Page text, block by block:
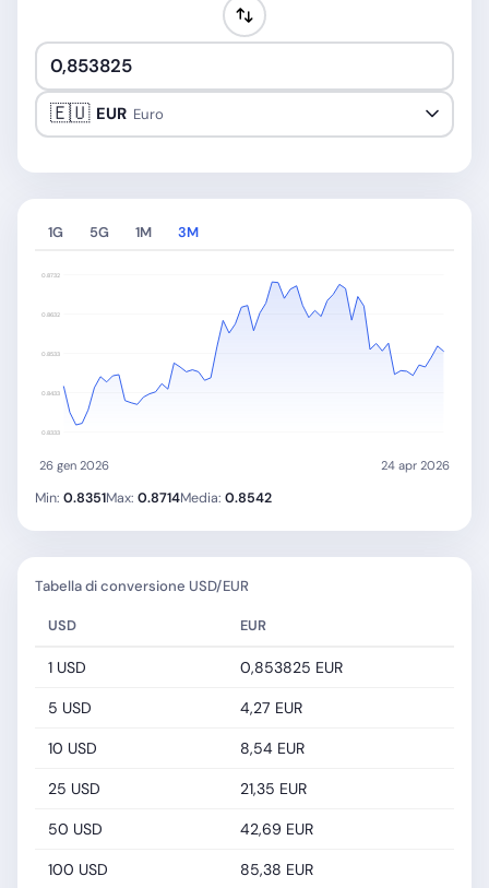
🇪🇺 EUR Euro
1G 5G 1M 3M
0.8732
0.8632
0.8533
0.8433
0.8333
26 gen 2026 24 apr 2026
Min: 0.8351Max: 0.8714Media: 0.8542
Tabella di conversione USD/EUR
USD EUR
1 USD 0,853825 EUR
5 USD 4,27 EUR
10 USD 8,54 EUR
25 USD 21,35 EUR
50 USD 42,69 EUR
100 USD 85,38 EUR